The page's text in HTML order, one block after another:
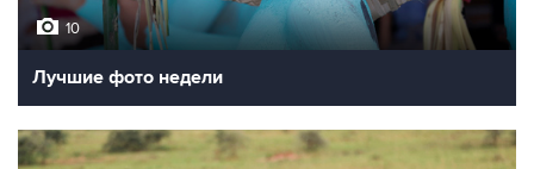
10
Лучшие фото недели